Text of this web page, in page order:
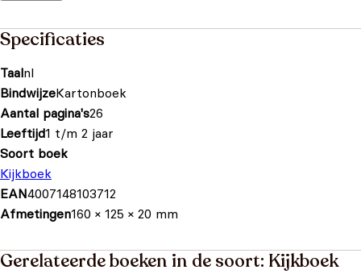
Specificaties
Taalnl
BindwijzeKartonboek
Aantal pagina's26
Leeftijd1 t/m 2 jaar
Soort boek
Kijkboek
EAN4007148103712
Afmetingen160 × 125 × 20 mm
Gerelateerde boeken in de soort: Kijkboek